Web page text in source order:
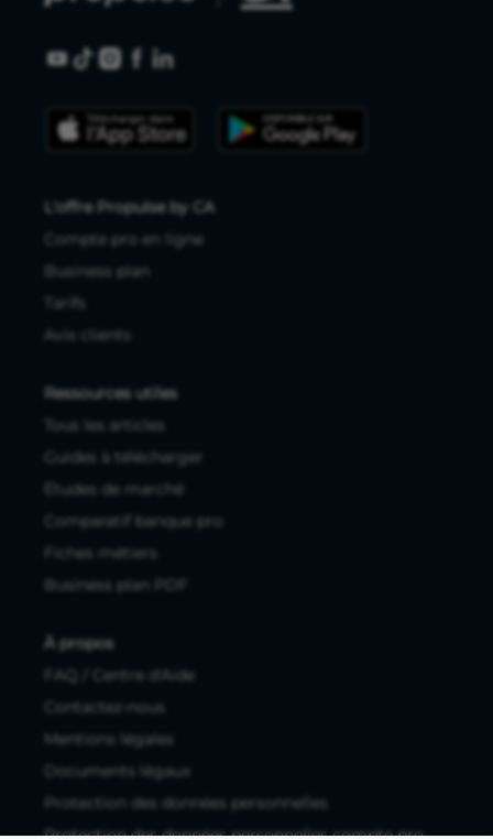
L'offre Propulse by CA
Compte pro en ligne
Business plan
Tarifs
Avis clients
Ressources utiles
Tous les articles
Guides à télécharger
Études de marché
Comparatif banque pro
Fiches métiers
Business plan PDF
À propos
FAQ / Centre d'Aide
Contactez-nous
Mentions légales
Documents légaux
Protection des données personnelles
Protection des données personnelles compte pro